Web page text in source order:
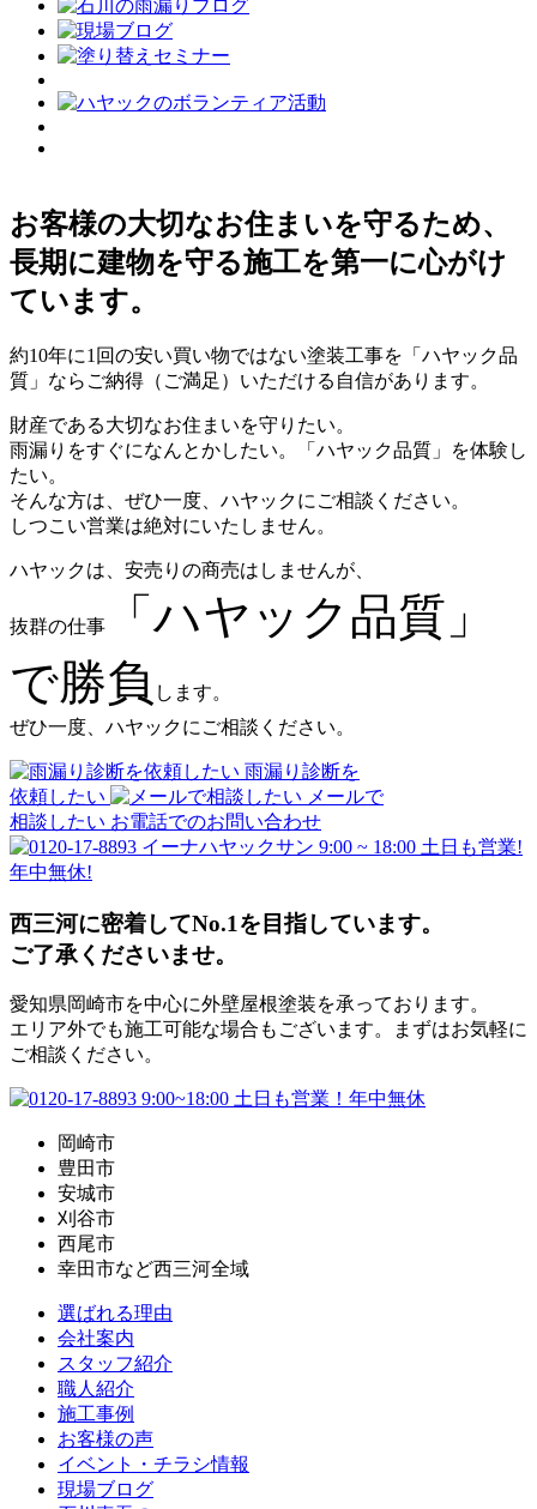
お客様の大切なお住まいを守るため、
長期に建物を守る施工を第一に心がけ
ています。
約10年に1回の安い買い物ではない塗装工事を「ハヤック品
質」ならご納得（ご満足）いただける自信があります。
財産である大切なお住まいを守りたい。
雨漏りをすぐになんとかしたい。「ハヤック品質」を体験し
たい。
そんな方は、ぜひ一度、ハヤックにご相談ください。
しつこい営業は絶対にいたしません。
ハヤックは、安売りの商売はしませんが、
抜群の仕事
「ハヤック品質」
で勝負 します。
ぜひ一度、ハヤックにご相談ください。
雨漏り診断を
依頼したい
メールで
相談したい お電話でのお問い合わせ
9:00 ~ 18:00 土日も営業!
年中無休!
西三河に密着してNo.1を目指しています。
ご了承くださいませ。
愛知県岡崎市を中心に外壁屋根塗装を承っております。
エリア外でも施工可能な場合もございます。まずはお気軽に
ご相談ください。
岡崎市
豊田市
安城市
刈谷市
西尾市
幸田市など西三河全域
選ばれる理由
会社案内
スタッフ紹介
職人紹介
施工事例
お客様の声
イベント・チラシ情報
現場ブログ